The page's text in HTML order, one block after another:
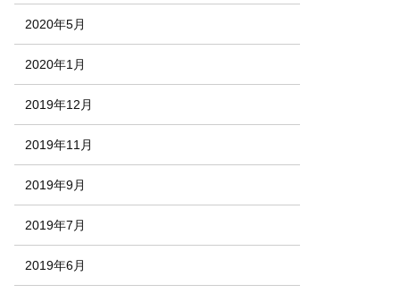
2020年5月
2020年1月
2019年12月
2019年11月
2019年9月
2019年7月
2019年6月